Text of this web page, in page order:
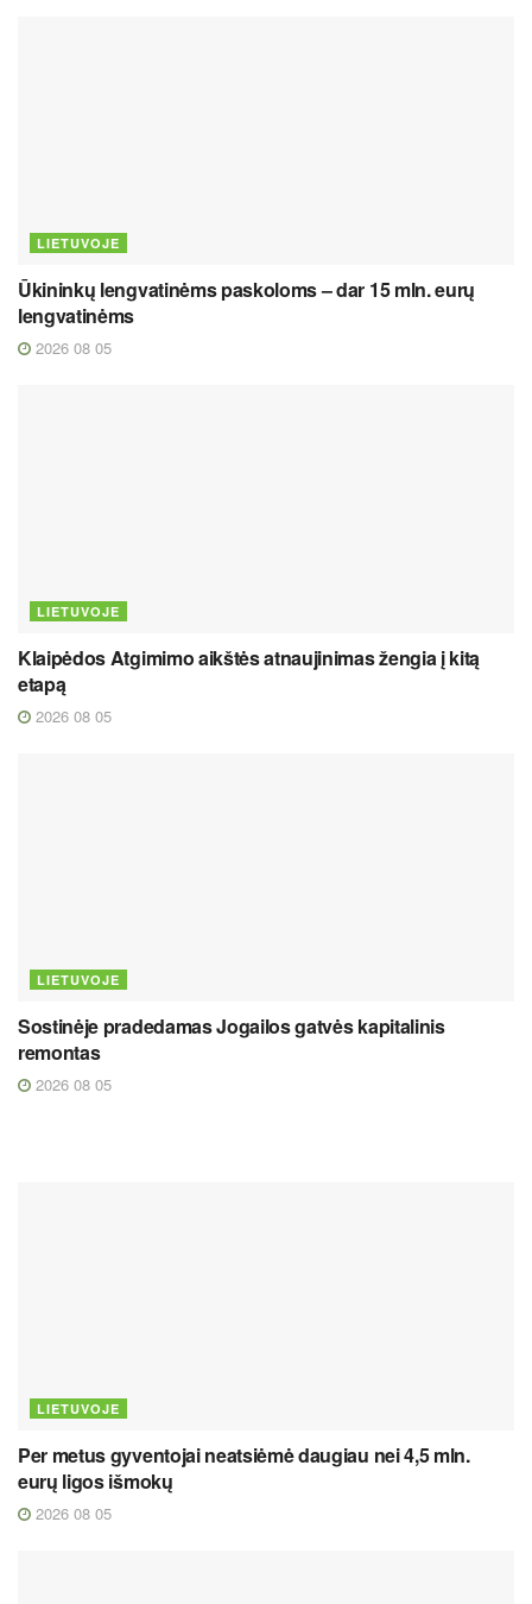
LIETUVOJE
Ūkininkų lengvatinėms paskoloms – dar 15 mln. eurų
lengvatinėms
2026 08 05
LIETUVOJE
Klaipėdos Atgimimo aikštės atnaujinimas žengia į kitą
etapą
2026 08 05
LIETUVOJE
Sostinėje pradedamas Jogailos gatvės kapitalinis
remontas
2026 08 05
LIETUVOJE
Per metus gyventojai neatsiėmė daugiau nei 4,5 mln.
eurų ligos išmokų
2026 08 05